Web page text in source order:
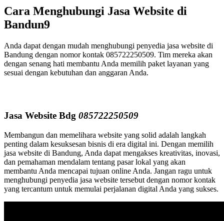
Cara Menghubungi Jasa Website di
Bandun9
Anda dapat dengan mudah menghubungi penyedia jasa website di
Bandung dengan nomor kontak 085722250509. Tim mereka akan
dengan senang hati membantu Anda memilih paket layanan yang
sesuai dengan kebutuhan dan anggaran Anda.
Jasa Website Bdg 085722250509
Membangun dan memelihara website yang solid adalah langkah
penting dalam kesuksesan bisnis di era digital ini. Dengan memilih
jasa website di Bandung, Anda dapat mengakses kreativitas, inovasi,
dan pemahaman mendalam tentang pasar lokal yang akan
membantu Anda mencapai tujuan online Anda. Jangan ragu untuk
menghubungi penyedia jasa website tersebut dengan nomor kontak
yang tercantum untuk memulai perjalanan digital Anda yang sukses.